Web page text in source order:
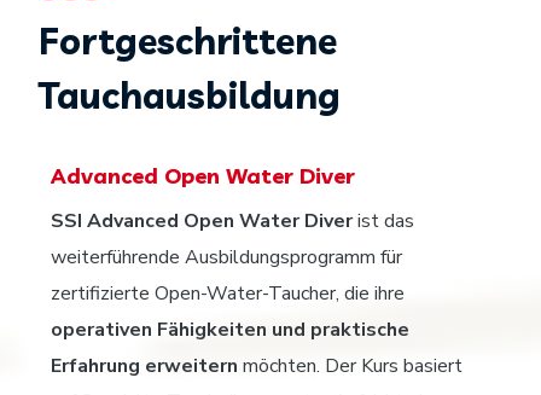
Fortgeschrittene
Tauchausbildung
Advanced Open Water Diver
SSI Advanced Open Water Diverist das
weiterführende Ausbildungsprogramm für
zertifizierte Open-Water-Taucher, die ihre
operativen Fähigkeiten und praktische
Erfahrung erweitern möchten. Der Kurs basiert